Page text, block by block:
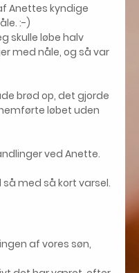
Anettes kyndige
:-)
skulle løbe halv
med nåle, og så var
brød op, det gjorde
løbet uden
ved Anette.
med så kort varsel.
af vores søn,